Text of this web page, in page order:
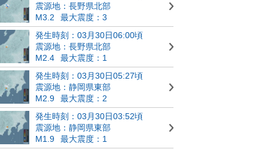
震源地：長野県北部
M3.2
最大震度：3
発生時刻：03月30日06:00頃
震源地：長野県北部
M2.4
最大震度：1
発生時刻：03月30日05:27頃
震源地：静岡県東部
M2.9
最大震度：2
発生時刻：03月30日03:52頃
震源地：静岡県東部
M1.9
最大震度：1